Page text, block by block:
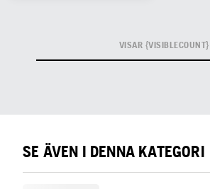
VISAR
SE ÄVEN I DENNA KATEGORI